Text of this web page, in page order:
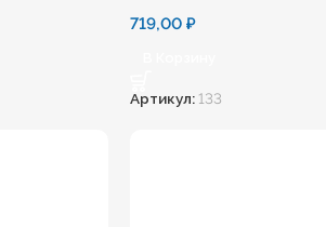
719,00₽
Артикул: 133